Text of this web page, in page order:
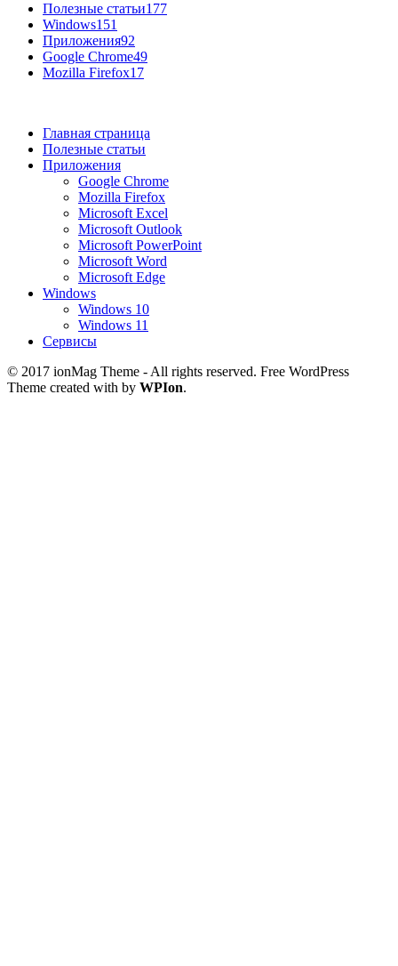
Полезные статьи177
Windows151
Приложения92
Google Chrome49
Mozilla Firefox17
Главная страница
Полезные статьи
Приложения
Google Chrome
Mozilla Firefox
Microsoft Excel
Microsoft Outlook
Microsoft PowerPoint
Microsoft Word
Microsoft Edge
Windows
Windows 10
Windows 11
Сервисы
© 2017 ionMag Theme - All rights reserved. Free WordPress
Theme created with by WPIon.